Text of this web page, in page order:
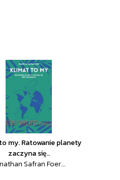
my. Ratowanie planety
zaczyna się..
Safran Foer...